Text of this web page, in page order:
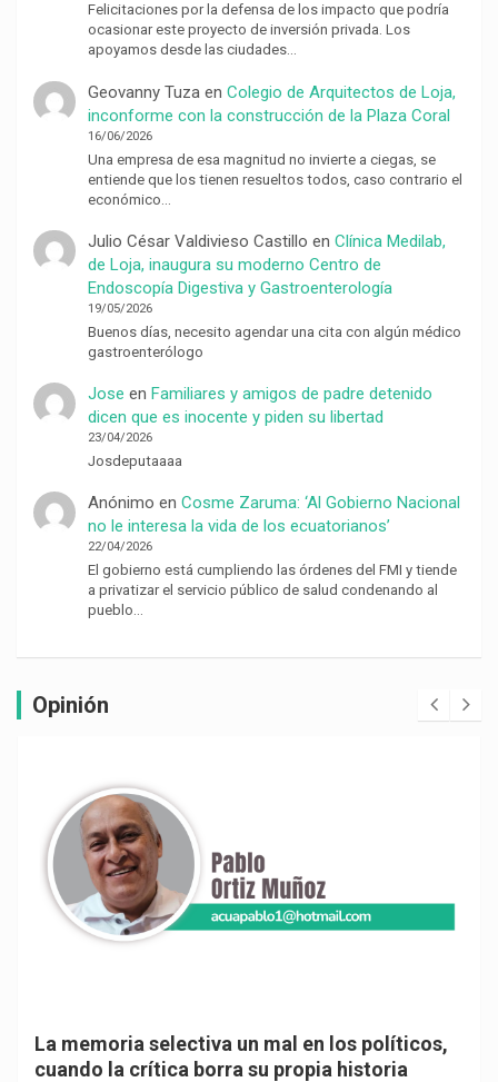
Felicitaciones por la defensa de los impacto que podría
ocasionar este proyecto de inversión privada. Los
apoyamos desde las ciudades…
Geovanny Tuzaen Colegio de Arquitectos de Loja,
inconforme con la construcción de la Plaza Coral
16/06/2026
Una empresa de esa magnitud no invierte a ciegas, se
entiende que los tienen resueltos todos, caso contrario el
económico…
Julio César Valdivieso Castillo en Clínica Medilab,
de Loja, inaugura su moderno Centro de
Endoscopía Digestiva y Gastroenterología
19/05/2026
Buenos días, necesito agendar una cita con algún médico
gastroenterólogo
Jose en Familiares y amigos de padre detenido
dicen que es inocente y piden su libertad
23/04/2026
Josdeputaaaa
Anónimo en Cosme Zaruma: ‘Al Gobierno Nacional
no le interesa la vida de los ecuatorianos’
22/04/2026
El gobierno está cumpliendo las órdenes del FMI y tiende
a privatizar el servicio público de salud condenando al
pueblo…
Opinión
La memoria selectiva un mal en los políticos,
cuando la crítica borra su propia historia